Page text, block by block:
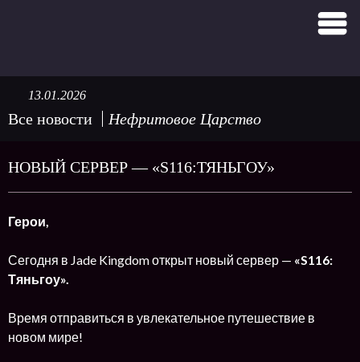
Все новости Нефритовое Царство
13.01.2026
НОВЫЙ СЕРВЕР — «S116:ТЯНЬГОУ»
Герои,
Сегодня в Jade Kingdom открыт новый сервер — «S116:
Тяньгоу».
Время отправиться в увлекательное путешествие в
новом мире!